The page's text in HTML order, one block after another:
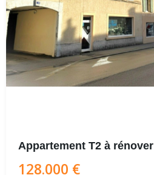
Appartement T2 à rénover
128.000 €